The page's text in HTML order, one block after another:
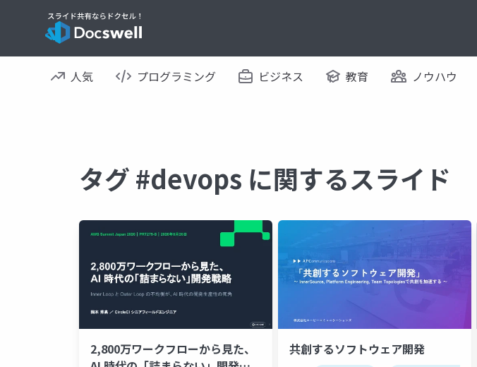
人気 プログラミング ビジネス 教育 ノウハウ
タグ #devops に関するスライド
2,800万ワークフローから見た、
共創するソフトウェア開発